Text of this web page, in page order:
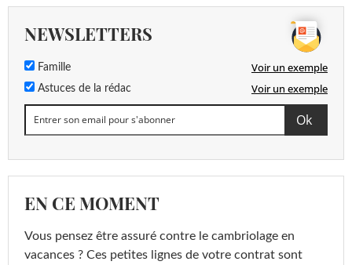
NEWSLETTERS
Famille Voir un exemple
Astuces de la rédac Voir un exemple
EN CE MOMENT
Vous pensez être assuré contre le cambriolage en
vacances ? Ces petites lignes de votre contrat sont